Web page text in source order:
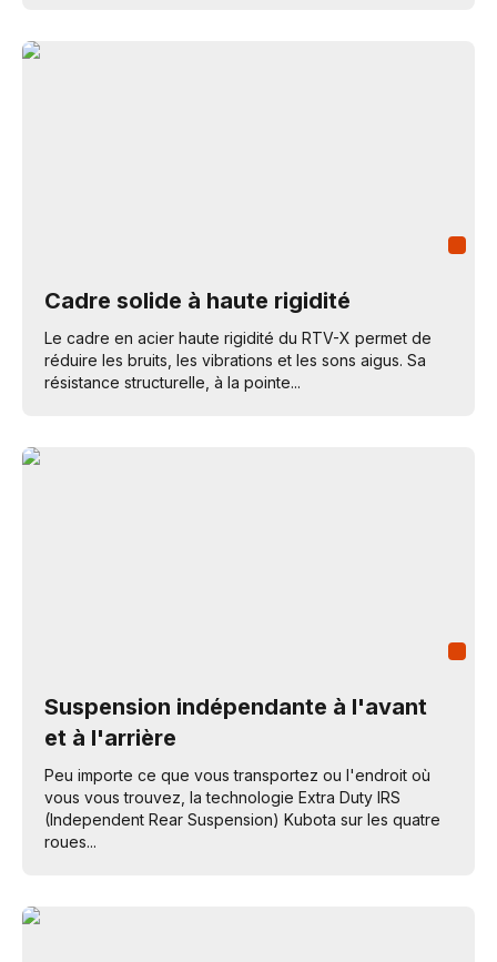
Cadre solide à haute rigidité
Le cadre en acier haute rigidité du RTV-X permet de
réduire les bruits, les vibrations et les sons aigus. Sa
résistance structurelle, à la pointe...
Suspension indépendante à l'avant
et à l'arrière
Peu importe ce que vous transportez ou l'endroit où
vous vous trouvez, la technologie Extra Duty IRS
(Independent Rear Suspension) Kubota sur les quatre
roues...